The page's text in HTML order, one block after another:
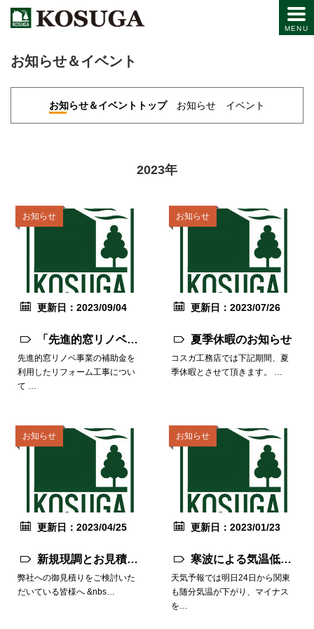
お知らせ＆イベント
お知らせ＆イベントトップ お知らせ イベント
2023年
お知らせ
更新日：2023/09/04
「先進的窓リノベ事
業」の補助金を利用
した工事について
先進的窓リノベ事業の補助金を
利用したリフォーム工事につい
て …
お知らせ
更新日：2023/07/26
夏季休暇のお知らせ
コスガ工務店では下記期間、夏
季休暇とさせて頂きます。 …
お知らせ
更新日：2023/04/25
新規現調とお見積り
の状況について
弊社への御見積りをご検討いた
だいている皆様へ &nbs…
お知らせ
更新日：2023/01/23
寒波による気温低下
による水道管の破裂
にご注意ください
天気予報では明日24日から関東
も随分気温が下がり、マイナス
を…